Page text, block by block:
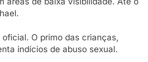
O primo das crianças,
indícios de abuso sexual.